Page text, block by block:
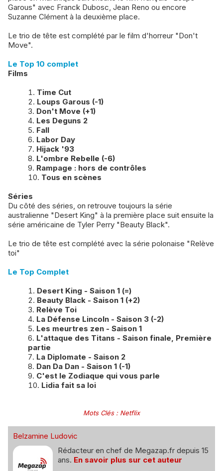
Garous" avec Franck Dubosc, Jean Reno ou encore
Suzanne Clément à la deuxième place.
Le trio de tête est complété par le film d'horreur "Don't
Move".
Le Top 10 complet
Films
Time Cut
Loups Garous (-1)
Don't Move (+1)
Les Deguns 2
Fall
Labor Day
Hijack '93
L'ombre Rebelle (-6)
Rampage : hors de contrôles
Tous en scènes
Séries
Du côté des séries, on retrouve toujours la série
australienne "Desert King" à la première place suit ensuite la
série américaine de Tyler Perry "Beauty Black".
Le trio de tête est complété avec la série polonaise "Relève
toi"
Le Top Complet
Desert King - Saison 1 (=)
Beauty Black - Saison 1 (+2)
Relève Toi
La Défense Lincoln - Saison 3 (-2)
Les meurtres zen - Saison 1
L'attaque des Titans - Saison finale, Première
partie
La Diplomate - Saison 2
Dan Da Dan - Saison 1 (-1)
C'est le Zodiaque qui vous parle
Lidia fait sa loi
Mots Clés: Netflix
Belzamine Ludovic
Rédacteur en chef de Megazap.fr depuis 15
ans. En savoir plus sur cet auteur